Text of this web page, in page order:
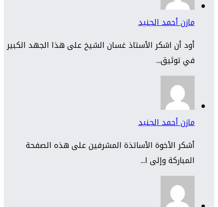
مازن أحمد الجنيد
أود أن اشكر الأستاذ غسان الشيخ على هذا الجهد الكبير
في توثيق...
مازن أحمد الجنيد
أشكر الأخوة الأساتذة المشرفين على هذه الصفحة
المباركة وإلى ا...